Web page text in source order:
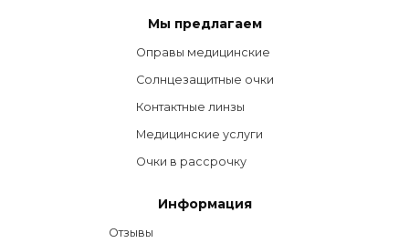
Мы предлагаем
Оправы медицинские
Солнцезащитные очки
Контактные линзы
Медицинские услуги
Очки в рассрочку
Информация
Отзывы